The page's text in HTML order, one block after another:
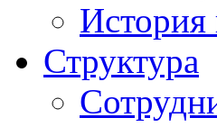
История
Структура